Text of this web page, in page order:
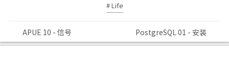
# Life
APUE 10 - 信号 PostgreSQL 01 - 安装